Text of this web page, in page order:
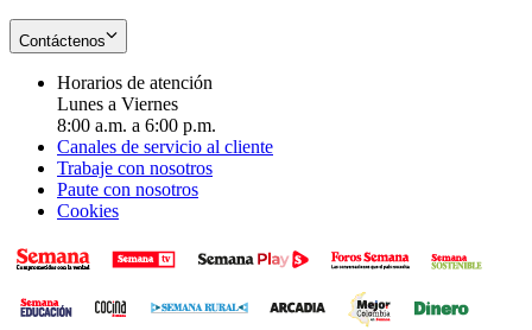
Contáctenos
Horarios de atención
Lunes a Viernes
8:00 a.m. a 6:00 p.m.
Canales de servicio al cliente
Trabaje con nosotros
Paute con nosotros
Cookies